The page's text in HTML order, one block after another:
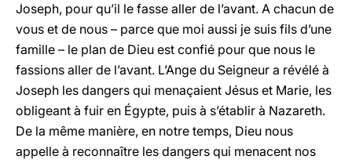
Joseph, pour qu’il le fasse aller de l’avant. A chacun de
vous et de nous – parce que moi aussi je suis fils d’une
famille – le plan de Dieu est confié pour que nous le
fassions aller de l’avant. L’Ange du Seigneur a révélé à
Joseph les dangers qui menaçaient Jésus et Marie, les
obligeant à fuir en Égypte, puis à s’établir à Nazareth.
De la même manière, en notre temps, Dieu nous
appelle à reconnaître les dangers qui menacent nos